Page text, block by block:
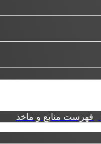
فهرست منابع و ماخذ